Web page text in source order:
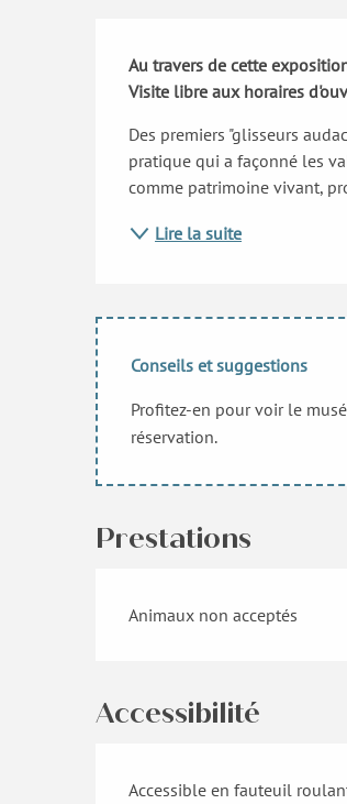
Description
Au travers de cette
Visite libre aux horaires
Des premiers "glisseurs
pratique qui a façonné les
comme patrimoine vivant,
Lire la suite
Conseils et suggestions
Profitez-en pour voir le
réservation.
Prestations
Animaux non acceptés
Accessibilité
Accessible en fauteuil